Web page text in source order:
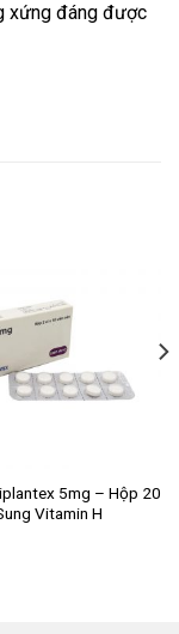
xứng đáng được
5mg – Hộp 20
Vitamin H